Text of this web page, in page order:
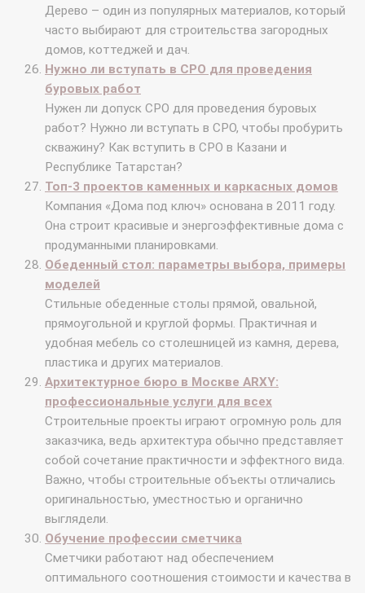
Дерево – один из популярных материалов, который
часто выбирают для строительства загородных
домов, коттеджей и дач.
Нужно ли вступать в СРО для проведения
буровых работ
Нужен ли допуск СРО для проведения буровых
работ? Нужно ли вступать в СРО, чтобы пробурить
скважину? Как вступить в СРО в Казани и
Республике Татарстан?
Топ-3 проектов каменных и каркасных домов
Компания «Дома под ключ» основана в 2011 году.
Она строит красивые и энергоэффективные дома с
продуманными планировками.
Обеденный стол: параметры выбора, примеры
моделей
Стильные обеденные столы прямой, овальной,
прямоугольной и круглой формы. Практичная и
удобная мебель со столешницей из камня, дерева,
пластика и других материалов.
Архитектурное бюро в Москве ARXY:
профессиональные услуги для всех
Строительные проекты играют огромную роль для
заказчика, ведь архитектура обычно представляет
собой сочетание практичности и эффектного вида.
Важно, чтобы строительные объекты отличались
оригинальностью, уместностью и органично
выглядели.
Обучение профессии сметчика
Сметчики работают над обеспечением
оптимального соотношения стоимости и качества в